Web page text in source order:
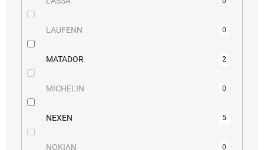
LAUFENN 0
MATADOR 2
MICHELIN 0
NEXEN 5
NOKIAN 0